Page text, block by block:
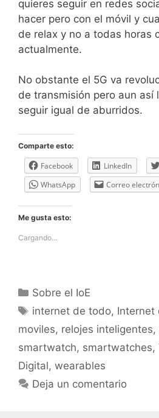
quieres seguir en redes
hacer pero con el móvil y
de relax y no a todas horas
actualmente.
No obstante el 5G va
de transmisión pero aun así
seguir igual de aburridos.
Comparte esto:
Facebook LinkedIn
WhatsApp
Correo
Me gusta esto:
Cargando...
Categorías
Sobre el IoE
Etiquetas
internet de todo, Internet
moviles, relojes inteligentes,
smartwatch, smartwatches,
Digital, wearables
Deja un comentario